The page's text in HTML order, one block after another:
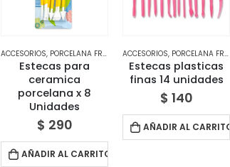
ACCESORIOS, PORCELANA FRÍA
Estecas para
ceramica
porcelana x 8
Unidades
$ 290
AÑADIR AL CARRITO
ACCESORIOS, PORCELANA FRÍA
Estecas plasticas
finas 14 unidades
$ 140
AÑADIR AL CARRITO